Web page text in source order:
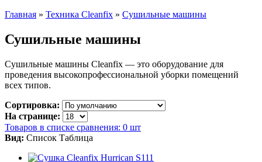
Главная » Техника Cleanfix » Сушильные машины
Сушильные машины
Сушильные машины Cleanfix — это оборудование для
проведения высокопрофессиональной уборки помещений
всех типов.
Сортировка:
На странице:
Товаров в списке сравнения: 0 шт
Вид: Список Таблица